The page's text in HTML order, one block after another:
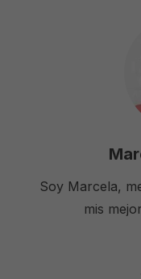
Soy Marcela,
mis